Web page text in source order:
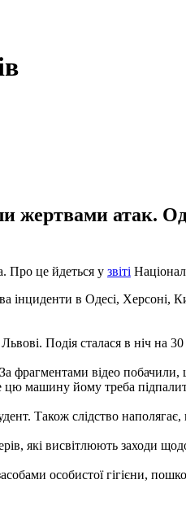
жертвами атак.
Про це йдеться у звіті
в Одесі, Херсоні,
Подія сталася в ніч на 30
відео побачили,
машину йому треба
Також слідство наполягає,
які висвітлюють заходи
особистої гігієни,